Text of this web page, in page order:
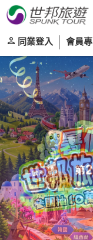
同業登入 會員